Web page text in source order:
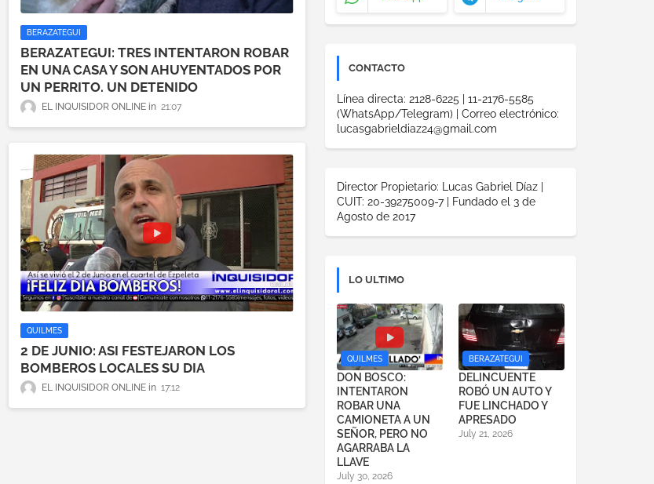
BERAZATEGUI
BERAZATEGUI: TRES INTENTARON ROBAR
EN UNA CASA Y SON AHUYENTADOS POR
UN PERRITO. UN DETENIDO
EL INQUISIDOR ONLINE 21:07
QUILMES
2 DE JUNIO: ASI FESTEJARON LOS
BOMBEROS LOCALES SU DIA
EL INQUISIDOR ONLINE 17:12
CONTACTO
Línea directa: 2128-6225 | 11-2176-5585
(WhatsApp/Telegram) | Correo electrónico:
lucasgabrieldiaz24@gmail.com
Director Propietario: Lucas Gabriel Díaz |
CUIT: 20-39275009-7 | Fundado el 3 de
Agosto de 2017
LO ULTIMO
QUILMES
DON BOSCO:
INTENTARON
ROBAR UNA
CAMIONETA A UN
SEÑOR, PERO NO
AGARRABA LA
LLAVE
July 30, 2026
BERAZATEGUI
DELINCUENTE
ROBÓ UN AUTO Y
FUE LINCHADO Y
APRESADO
July 21, 2026